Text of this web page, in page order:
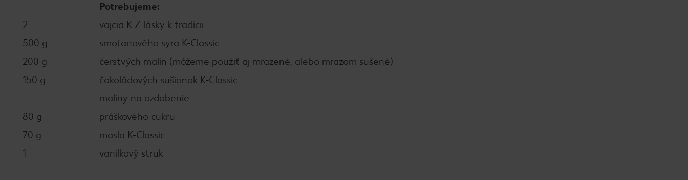
Potrebujeme:
2
vajcia K-Z lásky k tradícii
500 g
smotanového syra K-Classic
200 g
čerstvých malín (môžeme použiť aj mrazené, alebo mrazom sušené)
150 g
čokoládových sušienok K-Classic
maliny na ozdobenie
80 g
práškového cukru
70 g
masla K-Classic
1
vanilkový struk